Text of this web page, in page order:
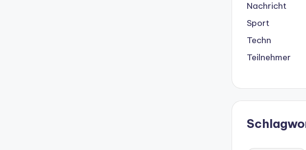
Nachricht
Sport
Techn
Teilnehmer